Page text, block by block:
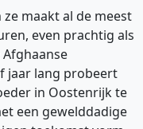
ze maakt al de meest
even prachtig als
jaar lang probeert
in Oostenrijk te
een gewelddadige